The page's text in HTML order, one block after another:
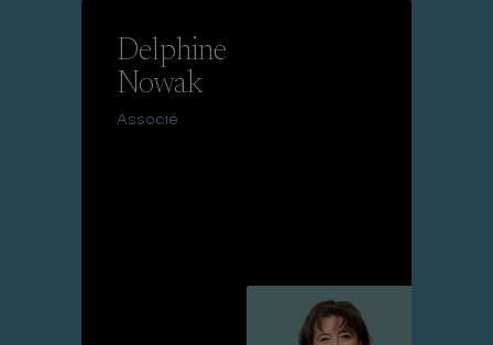
Delphine
Nowak
Associé